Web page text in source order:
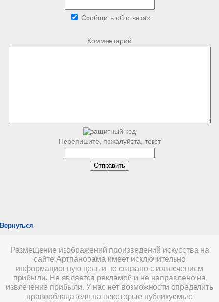
Сообщить об ответах
Комментарий
Перепишите, пожалуйста, текст
Вернуться
Размещение изображений произведений искусства на
сайте Артпанорама имеет исключительно
информационную цель и не связано с извлечением
прибыли. Не является рекламой и не направлено на
извлечение прибыли. У нас нет возможности определить
правообладателя на некоторые публикуемые